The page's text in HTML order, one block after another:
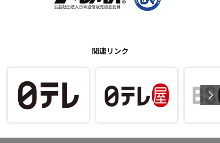
関連リンク